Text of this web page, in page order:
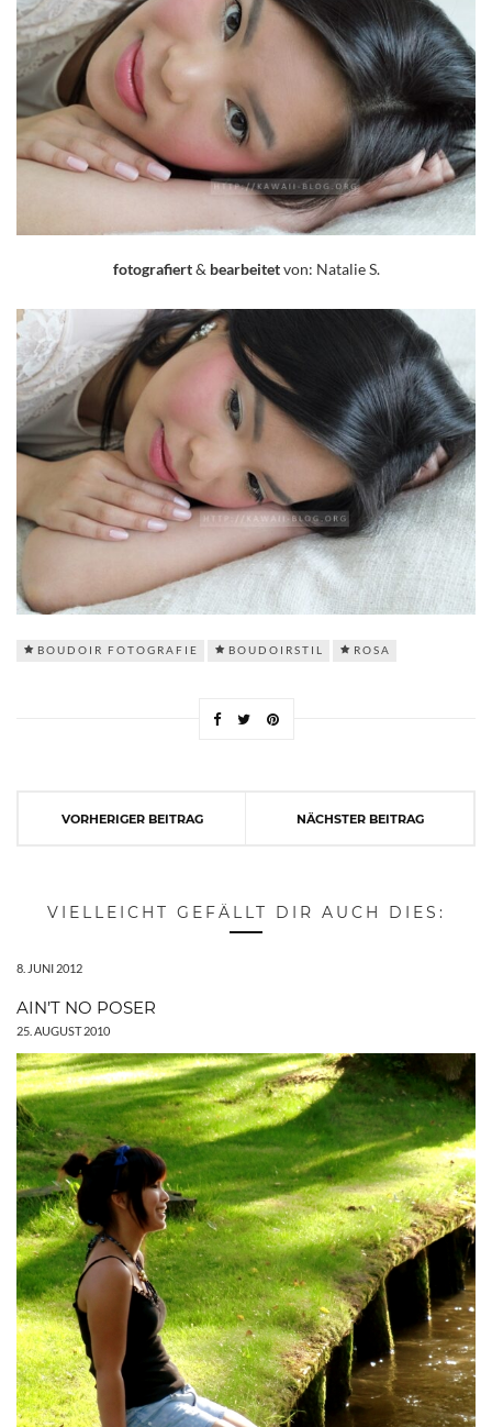
fotografiert& bearbeitetvon: Natalie S.
BOUDOIR FOTOGRAFIE BOUDOIRSTIL ROSA
VORHERIGER BEITRAG NÄCHSTER BEITRAG
VIELLEICHT GEFÄLLT DIR AUCH DIES:
8. JUNI 2012
AIN’T NO POSER
25. AUGUST 2010